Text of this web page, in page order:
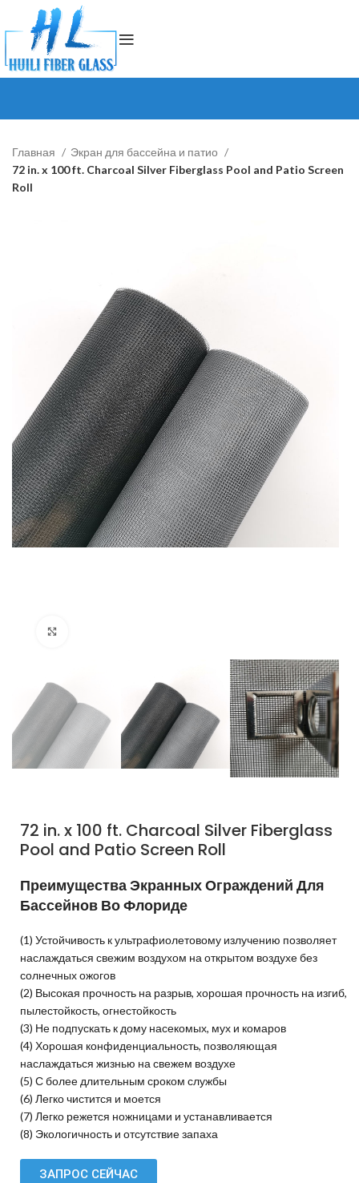
Главная
Экран для бассейна и патио
72 in. x 100 ft. Charcoal Silver Fiberglass Pool and Patio Screen
Roll
72 in. x 100 ft. Charcoal Silver Fiberglass
Pool and Patio Screen Roll
Преимущества Экранных Ограждений Для
Бассейнов Во Флориде
(1) Устойчивость к ультрафиолетовому излучению позволяет
наслаждаться свежим воздухом на открытом воздухе без
солнечных ожогов
(2) Высокая прочность на разрыв, хорошая прочность на изгиб,
пылестойкость, огнестойкость
(3) Не подпускать к дому насекомых, мух и комаров
(4) Хорошая конфиденциальность, позволяющая
наслаждаться жизнью на свежем воздухе
(5) С более длительным сроком службы
(6) Легко чистится и моется
(7) Легко режется ножницами и устанавливается
(8) Экологичность и отсутствие запаха
ЗАПРОС СЕЙЧАС